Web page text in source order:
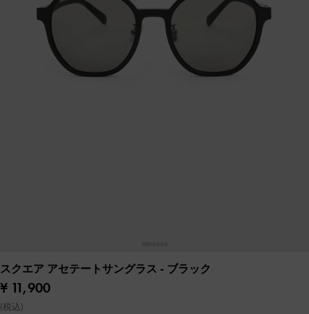
スクエア アセテートサングラス - ブラック
¥ 11,900
(税込)